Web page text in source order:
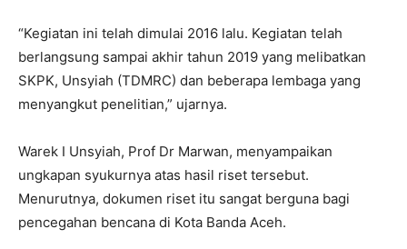
“Kegiatan ini telah dimulai 2016 lalu. Kegiatan telah
berlangsung sampai akhir tahun 2019 yang melibatkan
SKPK, Unsyiah (TDMRC) dan beberapa lembaga yang
menyangkut penelitian,” ujarnya.
Warek I Unsyiah, Prof Dr Marwan, menyampaikan
ungkapan syukurnya atas hasil riset tersebut.
Menurutnya, dokumen riset itu sangat berguna bagi
pencegahan bencana di Kota Banda Aceh.